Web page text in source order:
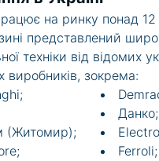
на ринку понад 12
представлений
техніки від відомих
виробників, зокрема:
(Житомир);
Данко;
Ferroli;